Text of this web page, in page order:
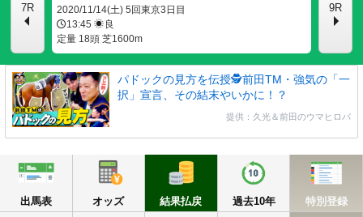
7R
2020/11/14(土) 5回東京3日目
13:45
良
定量 18頭 芝1600m
9R
パドックの見方を伝授🕵前田TM・強気の「一
択」宣言、その結末やいかに！？
提供：久光＆前田のウマヒロバ
出馬表 オッズ
結果払戻
結果払戻
過去10年
過去10年
特別登録